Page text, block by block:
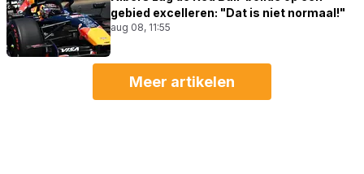
gebied excelleren: "Dat is niet normaal!"
aug 08, 11:55
Meer artikelen